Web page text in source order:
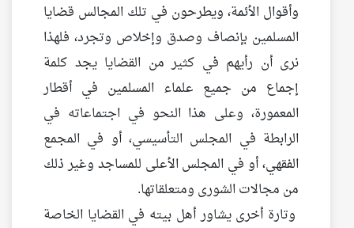
وأقوال الأئمة، ويطرحون في تلك المجالس قضايا
المسلمين بإنصاف وصدق وإخلاص وتجرد، فلهذا
نرى أن رأيهم في كثير من القضايا يجد كلمة
إجماع من جميع علماء المسلمين في أقطار
المعمورة، وعلى هذا النحو في اجتماعاته في
الرابطة في المجلس التأسيسي، أو في المجمع
الفقهي، أو في المجلس الأعلى للمساجد وغير ذلك
من مجالات الشورى ومتعلقاتها.
وتارة أخرى يشاور أهل بيته في القضايا الخاصة